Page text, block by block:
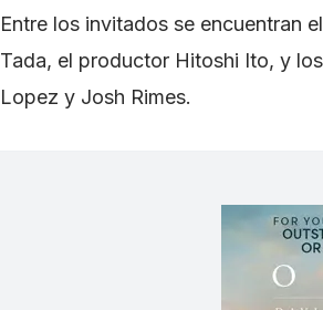
Entre los invitados se encuentran
Tada, el productor Hitoshi Ito, y
Lopez y Josh Rimes.